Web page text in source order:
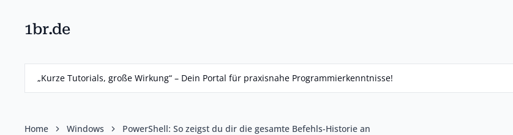
1br.de
„Kurze Tutorials, große Wirkung“ – Dein Portal für praxisnahe Programmierkenntnisse!
Home Windows PowerShell: So zeigst du dir die gesamte Befehls-Historie an